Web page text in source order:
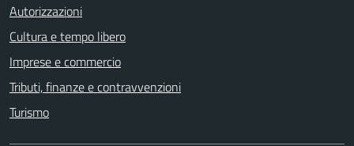
Autorizzazioni
Cultura e tempo libero
Imprese e commercio
Tributi, finanze e contravvenzioni
Turismo